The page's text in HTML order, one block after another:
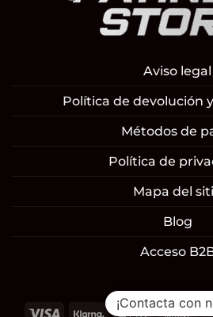
Aviso legal
Política de devolución
Métodos de
Política de
Mapa del
Blog
Acceso
Visa Klarna Apple
¡Contacta con